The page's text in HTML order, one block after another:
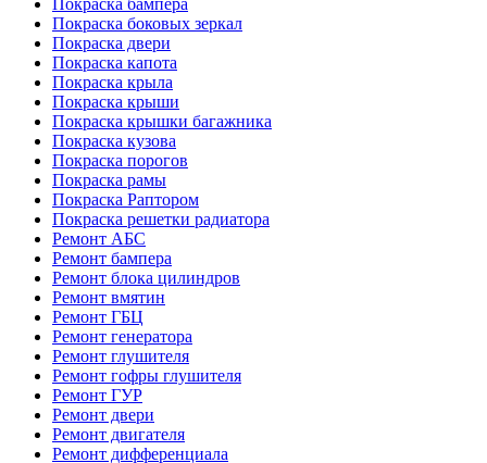
Покраска бампера
Покраска боковых зеркал
Покраска двери
Покраска капота
Покраска крыла
Покраска крыши
Покраска крышки багажника
Покраска кузова
Покраска порогов
Покраска рамы
Покраска Раптором
Покраска решетки радиатора
Ремонт АБС
Ремонт бампера
Ремонт блока цилиндров
Ремонт вмятин
Ремонт ГБЦ
Ремонт генератора
Ремонт глушителя
Ремонт гофры глушителя
Ремонт ГУР
Ремонт двери
Ремонт двигателя
Ремонт дифференциала